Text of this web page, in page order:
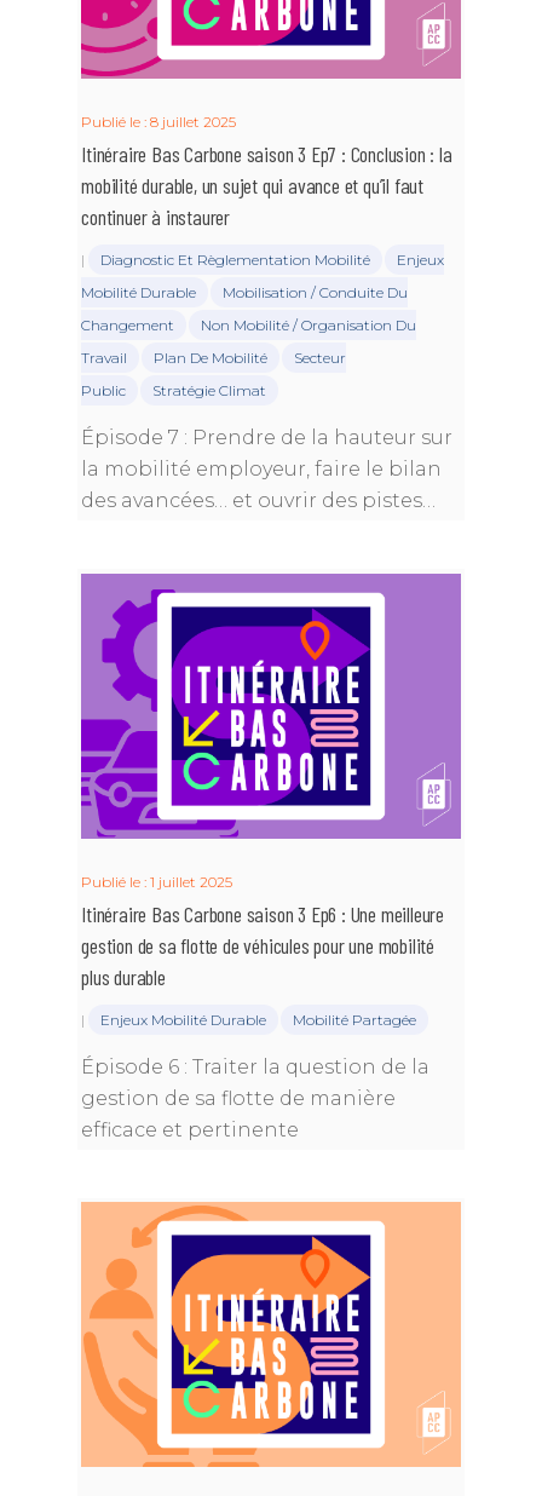
Publié le : 8 juillet 2025
Itinéraire Bas Carbone saison 3 Ep7 : Conclusion : la
mobilité durable, un sujet qui avance et qu’il faut
continuer à instaurer
| Diagnostic Et Règlementation Mobilité
Enjeux
Mobilité Durable
Mobilisation / Conduite Du
Changement
Non Mobilité / Organisation Du
Travail
Plan De Mobilité
Secteur
Public
Stratégie Climat
Épisode 7 : Prendre de la hauteur sur
la mobilité employeur, faire le bilan
des avancées… et ouvrir des pistes…
Publié le : 1 juillet 2025
Itinéraire Bas Carbone saison 3 Ep6 : Une meilleure
gestion de sa flotte de véhicules pour une mobilité
plus durable
| Enjeux Mobilité Durable Mobilité Partagée
Épisode 6 : Traiter la question de la
gestion de sa flotte de manière
efficace et pertinente